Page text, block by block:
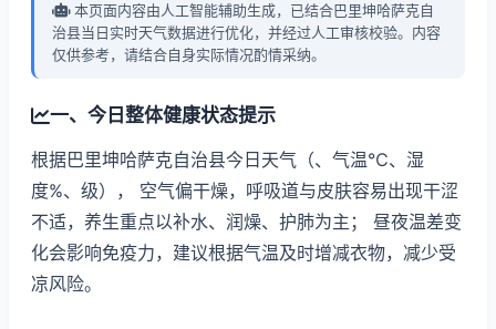
本页面内容由人工智能辅助生成，已结合巴里坤哈萨克自
治县当日实时天气数据进行优化，并经过人工审核校验。内容
仅供参考，请结合自身实际情况酌情采纳。
一、今日整体健康状态提示
根据巴里坤哈萨克自治县今日天气（、气温℃、湿
度%、级）， 空气偏干燥，呼吸道与皮肤容易出现干涩
不适，养生重点以补水、润燥、护肺为主； 昼夜温差变
化会影响免疫力，建议根据气温及时增减衣物，减少受
凉风险。